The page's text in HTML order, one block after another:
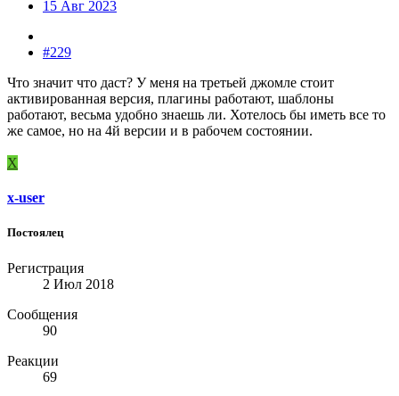
15 Авг 2023
#229
Что значит что даст? У меня на третьей джомле стоит
активированная версия, плагины работают, шаблоны
работают, весьма удобно знаешь ли. Хотелось бы иметь все то
же самое, но на 4й версии и в рабочем состоянии.
X
x-user
Постоялец
Регистрация
2 Июл 2018
Сообщения
90
Реакции
69